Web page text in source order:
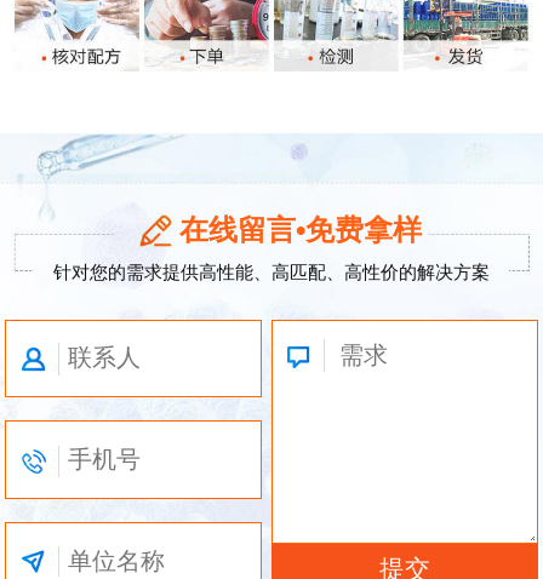
在线留言•免费拿样
针对您的需求提供高性能、高匹配、高性价的解决方案